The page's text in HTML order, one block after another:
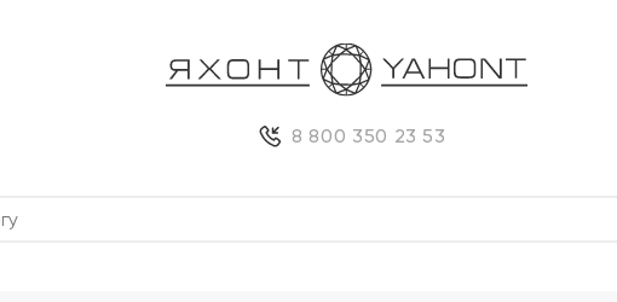
8 800 350 23 53